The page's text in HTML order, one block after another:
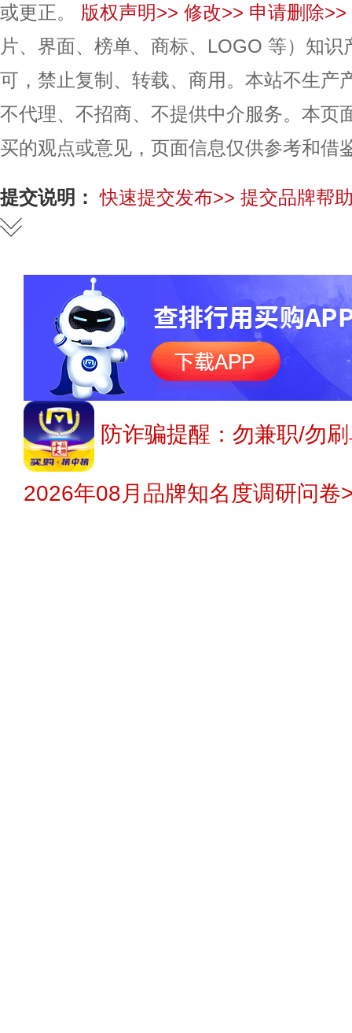
或更正。
版权声明>> 修改>> 申请删除>>
片、界面、榜单、商标、LOGO 等）知
可，禁止复制、转载、商用。本站不生产
不代理、不招商、不提供中介服务。本页
买的观点或意见，页面信息仅供参考和借
提交说明： 快速提交发布>> 提交品牌帮
防诈骗提醒：勿兼职/勿
2026年08月品牌知名度调研问卷